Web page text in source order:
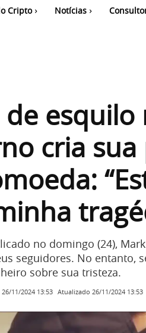
Cripto Notícias
de
cria
no domingo (24),
seguidores. No entanto,
sobre sua tristeza.
26/11/2024 13:53 Atualizado 26/11/2024 13:53